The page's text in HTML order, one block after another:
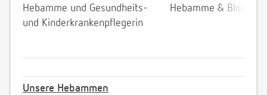
Hebamme und Gesundheits-
und Kinderkrankenpflegerin
Hebamme &
Unsere Hebammen